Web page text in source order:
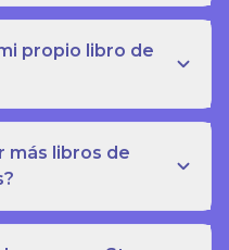
propio libro de
más libros de